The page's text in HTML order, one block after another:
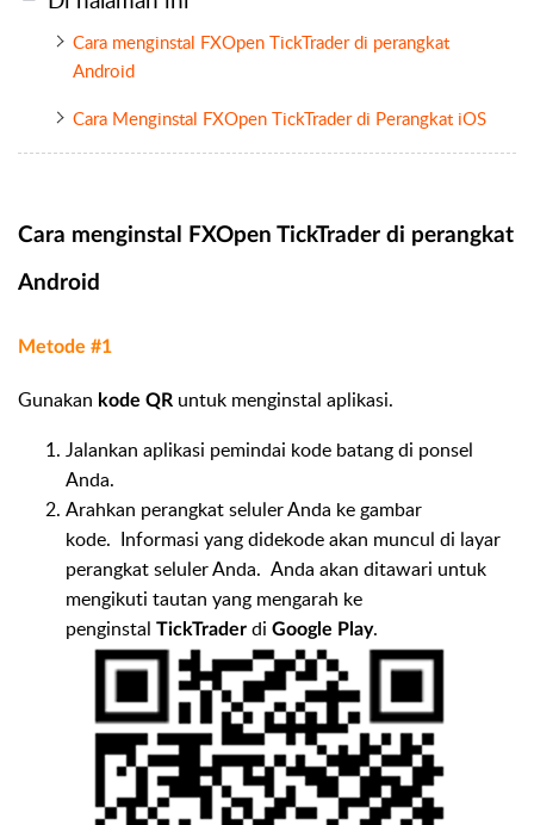
Cara menginstal FXOpen TickTrader di perangkat
Android
Cara Menginstal FXOpen TickTrader di Perangkat iOS
Cara menginstal FXOpen TickTrader di perangkat
Android
Metode #1
Gunakan kode QR untuk menginstal aplikasi.
Jalankan aplikasi pemindai kode batang di ponsel
Anda.
Arahkan perangkat seluler Anda ke gambar
kode. Informasi yang didekode akan muncul di layar
perangkat seluler Anda. Anda akan ditawari untuk
mengikuti tautan yang mengarah ke
penginstal TickTrader di Google Play.